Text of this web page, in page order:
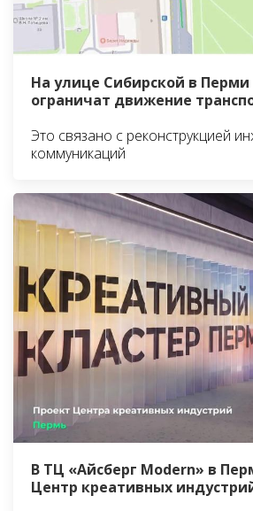
На улице Сибирской в Перми
ограничат движение
Это связано с реконструкцией
коммуникаций
В ТЦ «Айсберг Modern» в
Центр креативных